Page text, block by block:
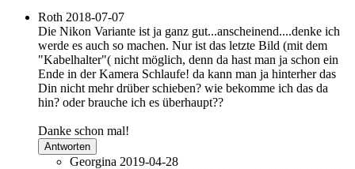
Roth 2018-07-07
Die Nikon Variante ist ja ganz gut...anscheinend....denke ich
werde es auch so machen. Nur ist das letzte Bild (mit dem
"Kabelhalter"( nicht möglich, denn da hast man ja schon ein
Ende in der Kamera Schlaufe! da kann man ja hinterher das
Din nicht mehr drüber schieben? wie bekomme ich das da
hin? oder brauche ich es überhaupt??
Danke schon mal!
Antworten
Georgina 2019-04-28